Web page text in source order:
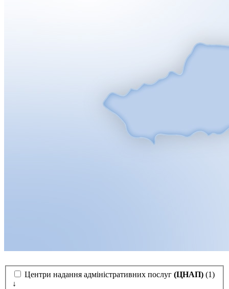
Все про УТОГ: ваші права, послуги та підтримка:
Корисні інформаційні матеріали від Т. Ломакіної
Офіційна інформація
Мережа УТОГ
Рекорди УТОГ
Видання УТОГ
Центри надання адміністративних послуг (ЦНАП) (1)
↓